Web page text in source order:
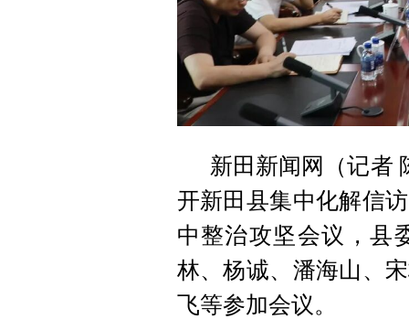
新田新闻网（记者
开新田县集中化解信
中整治攻坚会议，县
林、杨诚、潘海山、
飞等参加会议。